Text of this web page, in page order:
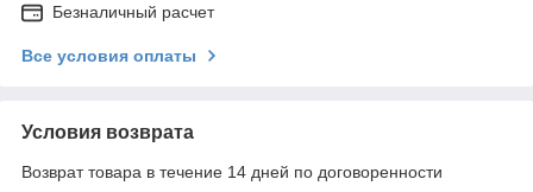
Безналичный расчет
Все условия оплаты
Условия возврата
Возврат товара в течение 14 дней по договоренности